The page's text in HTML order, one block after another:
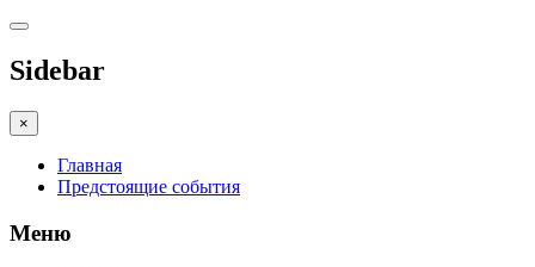
Sidebar
×
Главная
Предстоящие события
Меню